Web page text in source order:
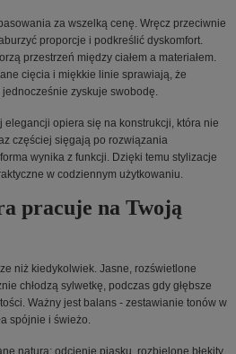
za wszelką cenę. Wręcz przeciwnie
proporcje i podkreślić dyskomfort.
przestrzeń między ciałem a materiałem.
cięcia i miękkie linie sprawiają, że
zyskuje swobodę.
opiera się na konstrukcji, która nie
częściej sięgają po rozwiązania
wynika z funkcji. Dzięki temu stylizacje
w codziennym użytkowaniu.
pracuje na Twoją
niż kiedykolwiek. Jasne, rozświetlone
chłodzą sylwetkę, podczas gdy głębsze
Ważny jest balans - zestawianie tonów w
spójnie i świeżo.